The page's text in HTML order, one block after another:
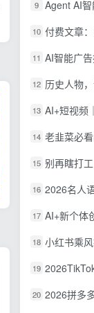
掌握100个实用剪辑方法，让你的视频加速上热门
9 Agent AI智能体零到一系统
10 付费文章：
11 AI智能广告挂机
12 历史人物，诗人一生Vlog
13 AI+短视频｜DeepSeek即梦
14 老韭菜必看的网创指南
15 别再瞎打工
16 2026名人语录短视频赛道
17 AI+新个体创业必修课｜道法
18 小红书乘风投放-100分钟实
19 2026TikTok短剧出海实战课
20 2026拼多多双打强付费全攻略